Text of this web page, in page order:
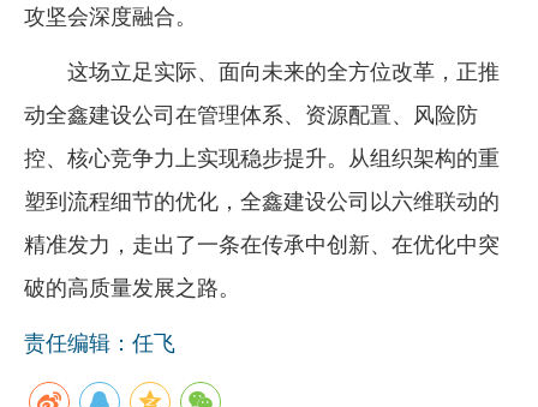
攻坚会深度融合。
这场立足实际、面向未来的全方位改革，正推
动全鑫建设公司在管理体系、资源配置、风险防
控、核心竞争力上实现稳步提升。从组织架构的重
塑到流程细节的优化，全鑫建设公司以六维联动的
精准发力，走出了一条在传承中创新、在优化中突
破的高质量发展之路。
责任编辑：任飞